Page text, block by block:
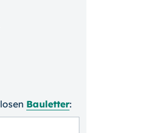
Bauletter: